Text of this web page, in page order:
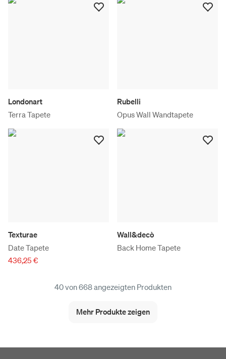
Londonart
Terra Tapete
Rubelli
Opus Wall Wandtapete
Texturae
Date Tapete
436,25 €
Wall&decò
Back Home Tapete
40 von 668 angezeigten Produkten
Mehr Produkte zeigen